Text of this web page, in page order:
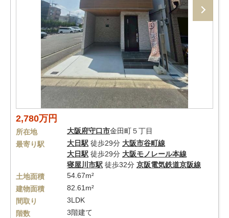
2,780万円
所在地 大阪府守口市金田町５丁目
最寄り駅
大日駅 徒歩29分 大阪市谷町線
大日駅 徒歩29分 大阪モノレール本線
寝屋川市駅 徒歩32分 京阪電気鉄道京阪線
土地面積
54.67m²
建物面積
82.61m²
間取り
3LDK
階数
3階建て